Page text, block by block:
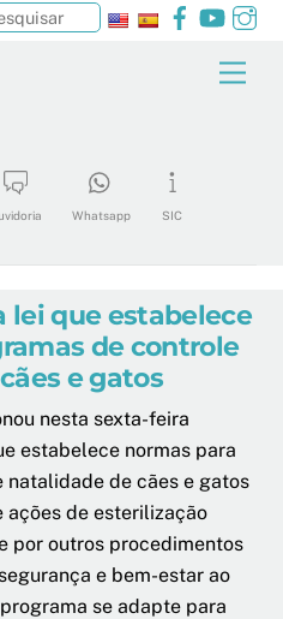
Facebook
Whatsapp SIC
Pesquisar
lei que estabelece
de controle
e gatos
nesta sexta-feira
estabelece normas para
de cães e gatos
ações de esterilização
por outros procedimentos
e bem-estar ao
se adapte para